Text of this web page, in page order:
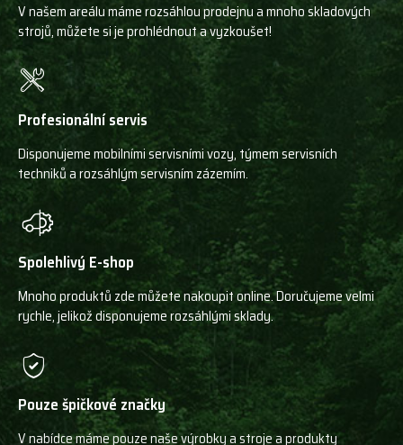
V našem areálu máme rozsáhlou prodejnu a mnoho skladových
strojů, můžete si je prohlédnout a vyzkoušet!
Profesionální servis
Disponujeme mobilními servisními vozy, týmem servisních
techniků a rozsáhlým servisním zázemím.
Spolehlivý E-shop
Mnoho produktů zde můžete nakoupit online. Doručujeme velmi
rychle, jelikož disponujeme rozsáhlými sklady.
Pouze špičkové značky
V nabídce máme pouze naše výrobky a stroje a produkty